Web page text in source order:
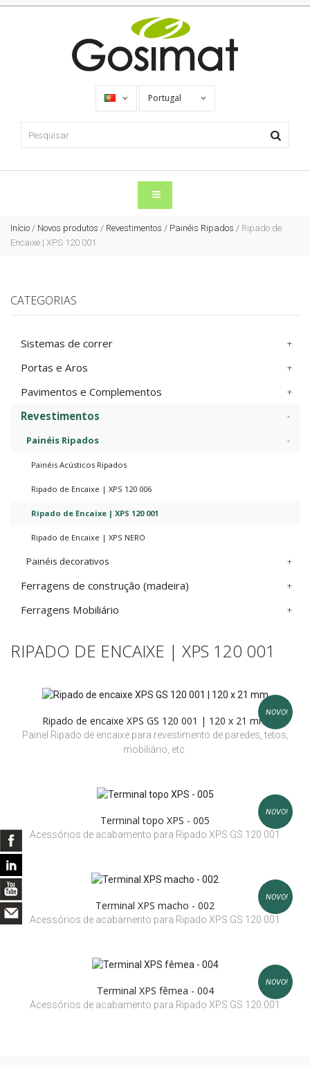
Portugal
Início / Novos produtos / Revestimentos / Painéis Ripados / Ripado de
Encaixe | XPS 120 001
CATEGORIAS
Sistemas de correr
Portas e Aros
Pavimentos e Complementos
Revestimentos
Painéis Ripados
Painéis Acústicos Ripados
Ripado de Encaixe | XPS 120 006
Ripado de Encaixe | XPS 120 001
Ripado de Encaixe | XPS NERO
Painéis decorativos
Ferragens de construção (madeira)
Ferragens Mobiliário
RIPADO DE ENCAIXE | XPS 120 001
NOVO!
Ripado de encaixe XPS GS 120 001 | 120 x 21 mm
Painel Ripado de encaixe para revestimento de paredes, tetos,
mobiliário, etc.
NOVO!
Terminal topo XPS - 005
Acessórios de acabamento para Ripado XPS GS 120 001
NOVO!
Terminal XPS macho - 002
Acessórios de acabamento para Ripado XPS GS 120 001
NOVO!
Terminal XPS fêmea - 004
Acessórios de acabamento para Ripado XPS GS 120 001